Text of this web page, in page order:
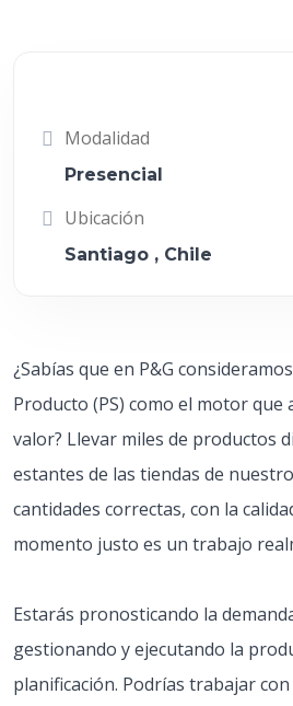
Modalidad
Presencial
Ubicación
Santiago , Chile
¿Sabías que en P&G
Producto (PS) como el motor que
valor? Llevar miles de productos
estantes de las tiendas de
cantidades correctas, con la
momento justo es un trabajo
Estarás pronosticando la
gestionando y ejecutando la
planificación. Podrías trabajar